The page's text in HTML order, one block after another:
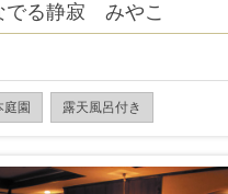
でる静寂 みやこ
庭園 露天風呂付き